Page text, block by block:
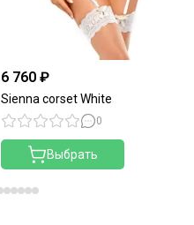
6 760 ₽
Sienna corset White
0
Выбрать